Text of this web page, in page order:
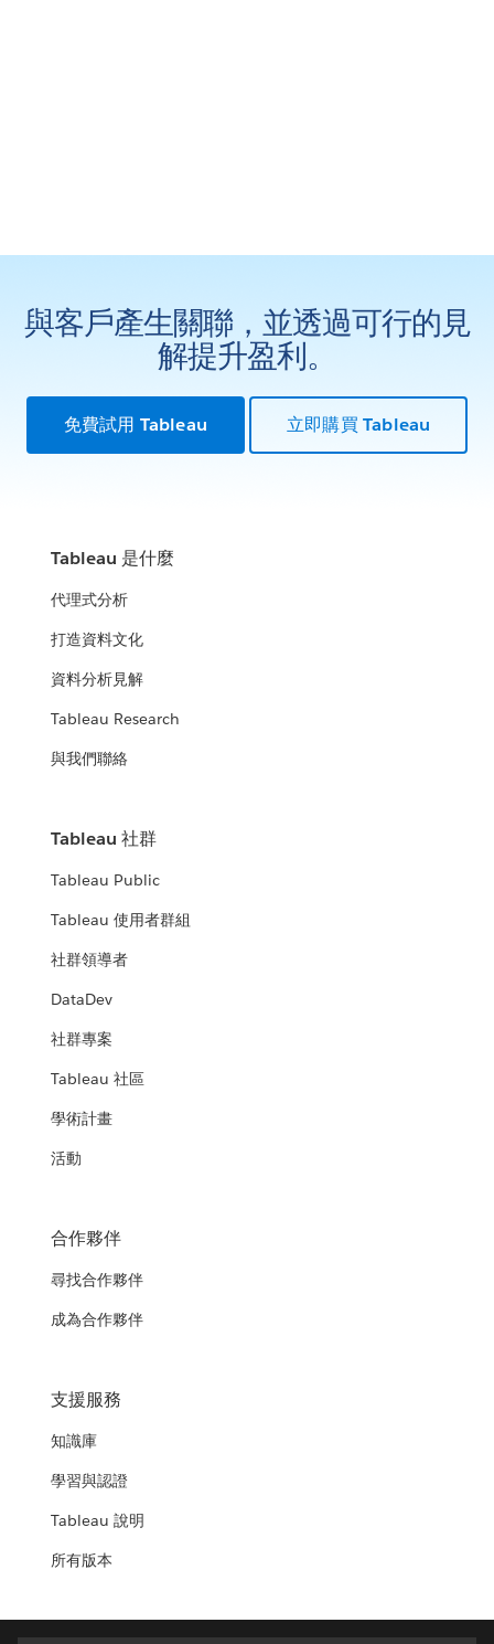
與客戶產生關聯，並透過可行的見
解提升盈利。
免費試用 Tableau 立即購買 Tableau
Tableau 是什麼
代理式分析
打造資料文化
資料分析見解
Tableau Research
與我們聯絡
Tableau 社群
Tableau Public
Tableau 使用者群組
社群領導者
DataDev
社群專案
Tableau 社區
學術計畫
活動
合作夥伴
尋找合作夥伴
成為合作夥伴
支援服務
知識庫
學習與認證
Tableau 說明
所有版本